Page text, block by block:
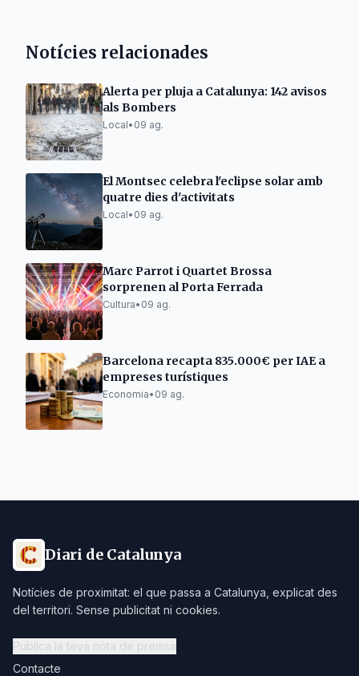
Notícies relacionades
Alerta per pluja a Catalunya: 142 avisos
als Bombers
Local• 09 ag.
El Montsec celebra l'eclipse solar amb
quatre dies d'activitats
Local• 09 ag.
Marc Parrot i Quartet Brossa
sorprenen al Porta Ferrada
Cultura• 09 ag.
Barcelona recapta 835.000€ per IAE a
empreses turístiques
Economia• 09 ag.
Diari de Catalunya
Notícies de proximitat: el que passa a Catalunya, explicat des
del territori. Sense publicitat ni cookies.
Publica la teva nota de premsa
Contacte